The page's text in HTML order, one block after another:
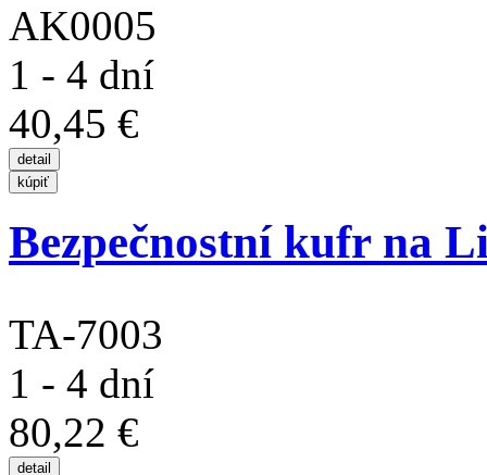
AK0005
1 - 4 dní
40,45 €
Bezpečnostní kufr na
TA-7003
1 - 4 dní
80,22 €